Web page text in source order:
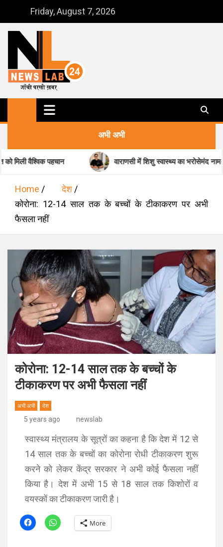
content
Friday, August 7, 2026
NewsLab24
जाँची परखी ख़बर
अभी अभी
पहचान वाराणसी में शिशु स्वास्थ्य का भरोसेमंद नाम-डॉ. मधुकर
Home
देश
कोरोना: 12-14 साल तक के बच्चों के टीकाकरण पर अभी
फैसला नहीं
कोरोना: 12-14 साल तक के बच्चों के
टीकाकरण पर अभी फैसला नहीं
अभी अभी देश
5 years ago newslab
स्वास्थ्य मंत्रालय के सूत्रों का कहना है कि देश में 12 से
14 साल तक के बच्चों का कोरोना रोधी टीकाकरण शुरू
करने को लेकर केंद्र सरकार ने अभी कोई फैसला नहीं
किया है। देश में अभी 15 से 18 साल तक किशोरों व
वयस्कों का टीकाकरण जारी है।
More